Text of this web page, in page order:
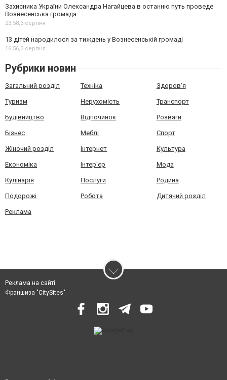
Захисника України Олександра Нагайцева в останню путь проведе
Вознесенська громада
23:58,3 серпня
13 дітей народилося за тиждень у Вознесенській громаді
16:56,3 серпня
Рубрики новин
Загальний розділ Техніка Здоров'я
Туризм Нерухомість Транспорт
Будівництво Відпочинок Розваги
Бізнес Меблі Спорт
Жіночий розділ Інтернет Культура
Економіка Інтер'єр Мода
Кулінарія Послуги Родина
Подорожі Робота Дитячий розділ
Реклама
Реклама на сайті
Франшиза "CitySites"